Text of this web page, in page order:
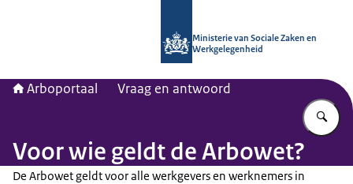
Ministerie van Sociale Zaken en
Werkgelegenheid
Arboportaal Vraag en antwoord
Voor wie geldt de Arbowet?
De Arbowet geldt voor alle werkgevers en werknemers in